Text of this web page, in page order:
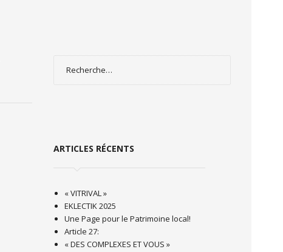
ARTICLES RÉCENTS
« VITRIVAL »
EKLECTIK 2025
Une Page pour le Patrimoine local!
Article 27:
« DES COMPLEXES ET VOUS »